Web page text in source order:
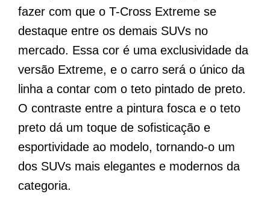
fazer com que o T-Cross Extreme se
destaque entre os demais SUVs no
mercado. Essa cor é uma exclusividade da
versão Extreme, e o carro será o único da
linha a contar com o teto pintado de preto.
O contraste entre a pintura fosca e o teto
preto dá um toque de sofisticação e
esportividade ao modelo, tornando-o um
dos SUVs mais elegantes e modernos da
categoria.